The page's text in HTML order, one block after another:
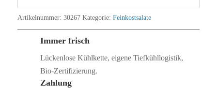
Artikelnummer: 30267 Kategorie: Feinkostsalate
Immer frisch
Lückenlose Kühlkette, eigene Tiefkühllogistik,
Bio‑Zertifizierung.
Zahlung